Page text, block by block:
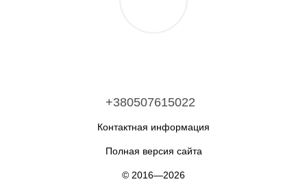
+380507615022
Контактная информация
Полная версия сайта
© 2016—2026